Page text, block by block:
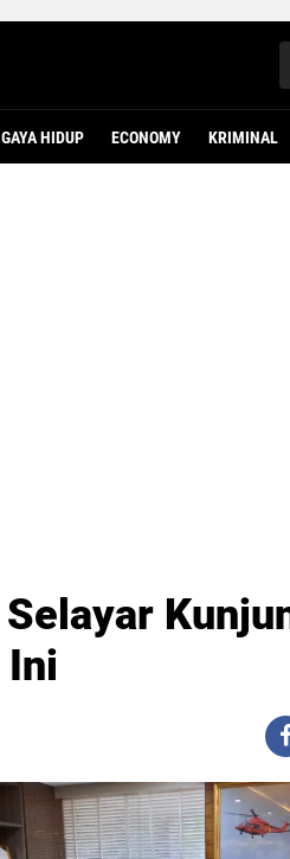
GAYA HIDUP ECONOMY KRIMINAL
Ini